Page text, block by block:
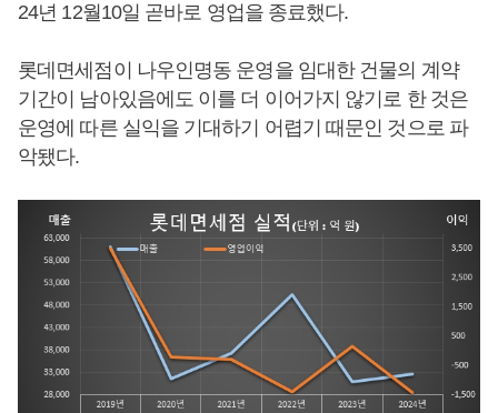
24년 12월10일 곧바로 영업을 종료했다.
롯데면세점이 나우인명동 운영을 임대한 건물의 계약
기간이 남아있음에도 이를 더 이어가지 않기로 한 것은
운영에 따른 실익을 기대하기 어렵기 때문인 것으로 파
악됐다.